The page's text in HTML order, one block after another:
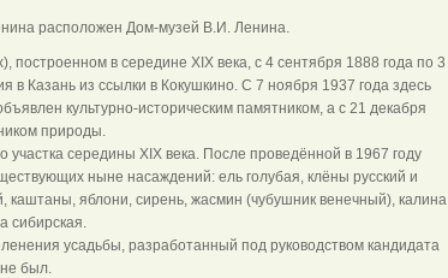
расположен Дом-музей В.И. Ленина.
в середине XIX века, с 4 сентября 1888 года по 3
Казань из ссылки в Кокушкино. С 7 ноября 1937 года здесь
культурно-историческим памятником, а с 21 декабря
природы.
середины XIX века. После проведённой в 1967 году
ныне насаждений: ель голубая, клёны русский и
каштаны, яблони, сирень, жасмин (чубушник венечный), калина
сибирская.
усадьбы, разработанный под руководством кандидата
был.